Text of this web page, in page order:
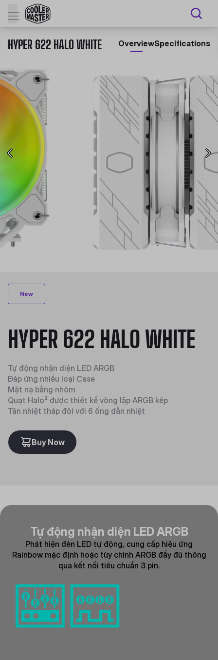
HYPER 622 HALO WHITE OverviewSpecifications
New
HYPER 622 HALO WHITE
Tự động nhận diện LED ARGB
Đáp ứng nhiều loại Case
Mặt nạ bằng nhôm
Quạt Halo² được thiết kế vòng lặp ARGB kép
Tản nhiệt tháp đôi với 6 ống dẫn nhiệt
Buy Now
Tự động nhận diện LED ARGB
Phát hiện đèn LED tự động, cung cấp hiệu ứng
Rainbow mặc định hoặc tùy chỉnh ARGB đầy đủ thông
qua kết nối tiêu chuẩn 3 pin.